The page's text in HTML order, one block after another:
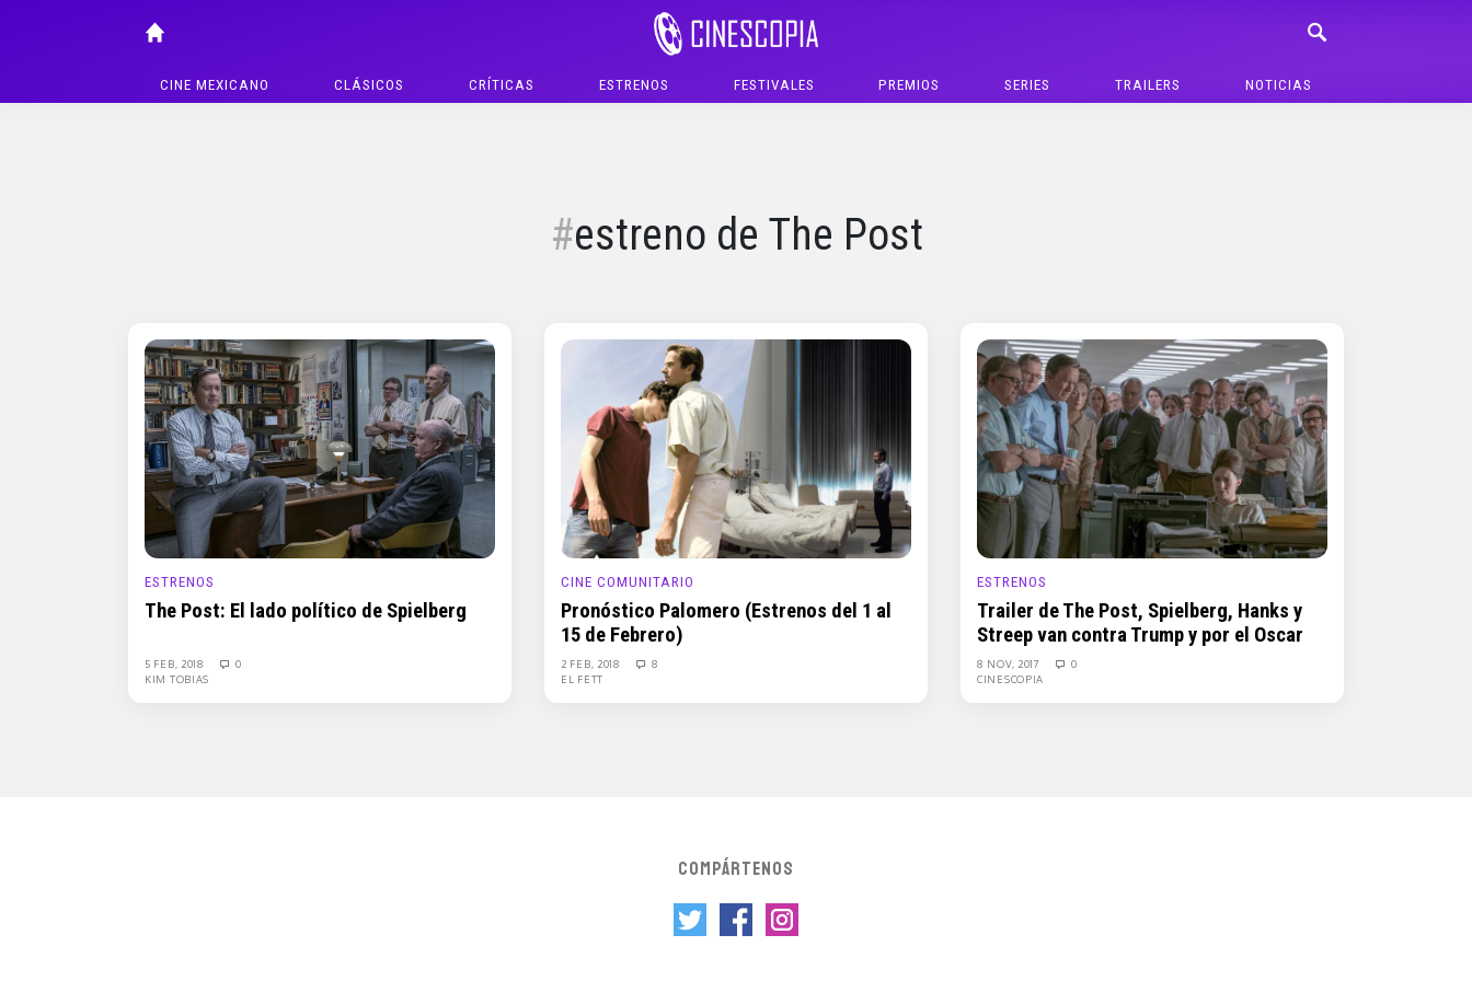
CINE MEXICANO CLÁSICOS CRÍTICAS ESTRENOS FESTIVALES PREMIOS SERIES TRAILERS NOTICIAS
estreno de The Post
ESTRENOS
The Post: El lado político de Spielberg
5 FEB, 2018
0
KIM TOBIAS
CINE COMUNITARIO
Pronóstico Palomero (Estrenos del 1 al
15 de Febrero)
2 FEB, 2018
8
EL FETT
ESTRENOS
Trailer de The Post, Spielberg, Hanks y
Streep van contra Trump y por el Oscar
8 NOV, 2017
0
CINESCOPIA
COMPÁRTENOS